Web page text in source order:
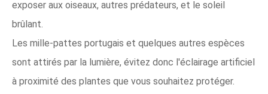
exposer aux oiseaux, autres prédateurs, et le soleil
brûlant.
Les mille-pattes portugais et quelques autres espèces
sont attirés par la lumière, évitez donc l'éclairage artificiel
à proximité des plantes que vous souhaitez protéger.